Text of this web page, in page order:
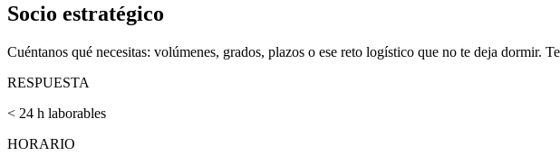
Socio estratégico
Cuéntanos qué necesitas: volúmenes, grados, plazos o ese reto logístico que no te deja dormir.
RESPUESTA
< 24 h laborables
HORARIO